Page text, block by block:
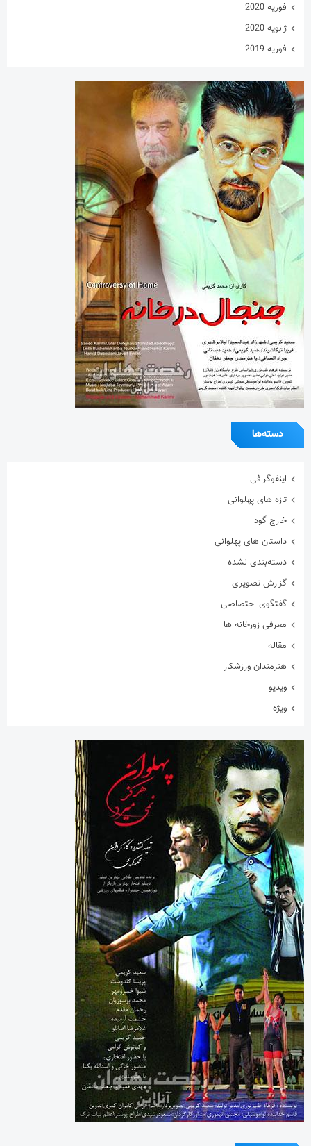
فوریه 2020
ژانویه 2020
فوریه 2019
دسته‌ها
اینفوگرافی
تازه های پهلوانی
خارج گود
داستان های پهلوانی
دسته‌بندی نشده
گزارش تصویری
گفتگوی اختصاصی
معرفی زورخانه ها
مقاله
هنرمندان ورزشکار
ویدیو
ویژه